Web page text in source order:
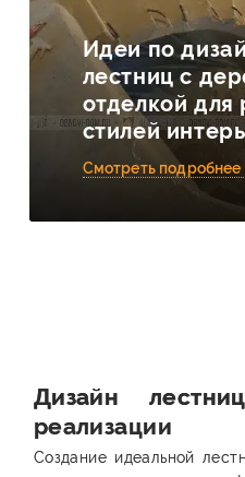
Идеи по
лестниц с
отделкой для
стилей
Смотреть подробнее
Дизайн
реализации
Создание идеальной